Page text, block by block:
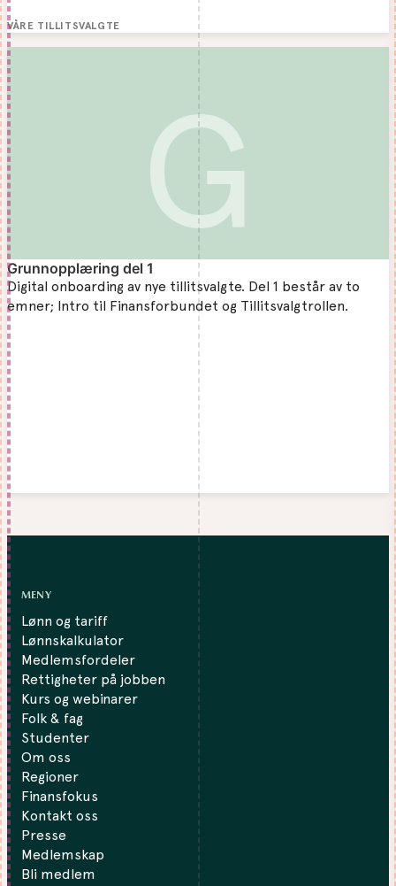
VÅRE TILLITSVALGTE
G
Grunnopplæring del 1
Digital onboarding av nye tillitsvalgte. Del 1 består av to
emner; Intro til Finansforbundet og Tillitsvalgtrollen.
MENY
Lønn og tariff
Lønnskalkulator
Medlemsfordeler
Rettigheter på jobben
Kurs og webinarer
Folk & fag
Studenter
Om oss
Regioner
Finansfokus
Kontakt oss
Presse
Medlemskap
Bli medlem